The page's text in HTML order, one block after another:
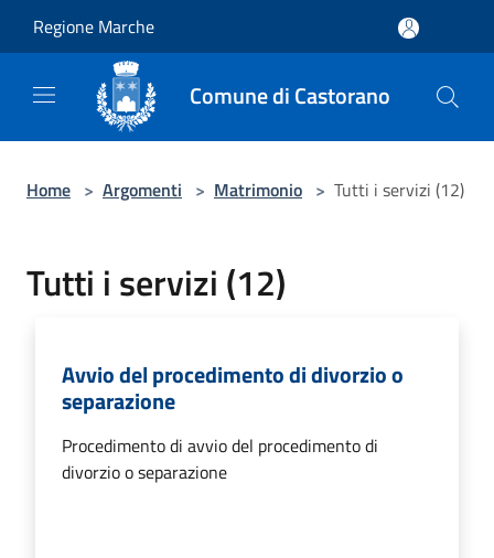
Regione Marche
Comune di Castorano
Home > Argomenti > Matrimonio > Tutti i servizi (12)
Tutti i servizi (12)
Avvio del procedimento di divorzio o
separazione
Procedimento di avvio del procedimento di
divorzio o separazione